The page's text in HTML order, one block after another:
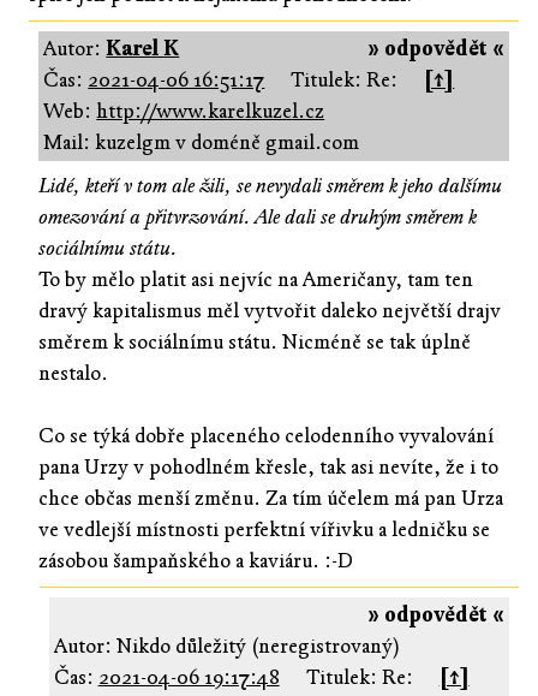
» odpovědět «
Autor:Karel K
Čas: 2021-04-06 16:51:17 Titulek: Re:
[↑]
Web:http://www.karelkuzel.cz
Mail: kuzelgm v doméně gmail.com
Lidé, kteří v tom ale žili, se nevydali směrem k jeho dalšímu
omezování a přitvrzování. Ale dali se druhým směrem k
sociálnímu státu.
To by mělo platit asi nejvíc na Američany, tam ten
dravý kapitalismus měl vytvořit daleko největší drajv
směrem k sociálnímu státu. Nicméně se tak úplně
nestalo.
Co se týká dobře placeného celodenního vyvalování
pana Urzy v pohodlném křesle, tak asi nevíte, že i to
chce občas menší změnu. Za tím účelem má pan Urza
ve vedlejší místnosti perfektní vířivku a ledničku se
zásobou šampaňského a kaviáru. :-D
» odpovědět «
Autor: Nikdo důležitý (neregistrovaný)
Čas: 2021-04-06 19:17:48 Titulek: Re:
[↑]